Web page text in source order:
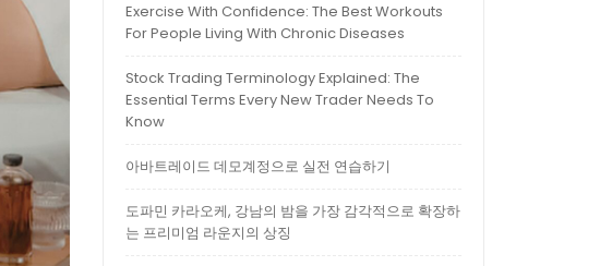
Exercise With Confidence: The Best Workouts
For People Living With Chronic Diseases
Stock Trading Terminology Explained: The
Essential Terms Every New Trader Needs To
Know
아바트레이드 데모계정으로 실전 연습하기
도파민 카라오케, 강남의 밤을 가장 감각적으로 확장하
는 프리미엄 라운지의 상징